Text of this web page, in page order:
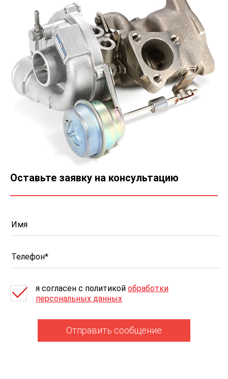
Оставьте заявку на консультацию
я согласен c политикой обработки
персональных данных
Отправить сообщение